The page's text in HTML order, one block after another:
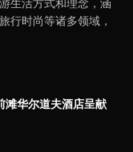
生活方式和理念，涵
行时尚等诸多领域，
华尔道夫酒店呈献